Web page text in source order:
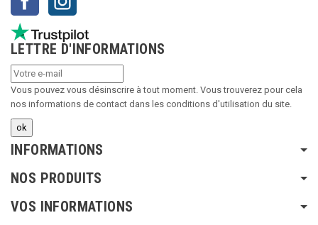
LETTRE D'INFORMATIONS
Vous pouvez vous désinscrire à tout moment. Vous trouverez pour cela
nos informations de contact dans les conditions d'utilisation du site.
INFORMATIONS
NOS PRODUITS
VOS INFORMATIONS